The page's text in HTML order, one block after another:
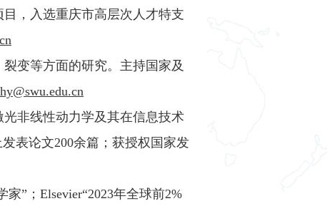
，入选重庆市高层次人才特支
变等方面的研究。主持国家及
非线性动力学及其在信息技术
表论文200余篇；获授权国家发
”；Elsevier“2023年全球前2%